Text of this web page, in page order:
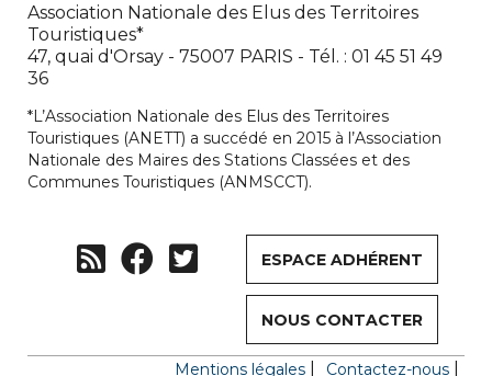
Association Nationale des Elus des Territoires
Touristiques*
47, quai d'Orsay - 75007 PARIS - Tél. : 01 45 51 49
36
*L’Association Nationale des Elus des Territoires
Touristiques (ANETT) a succédé en 2015 à l’Association
Nationale des Maires des Stations Classées et des
Communes Touristiques (ANMSCCT).
ESPACE ADHÉRENT
NOUS CONTACTER
Mentions légales Contactez-nous